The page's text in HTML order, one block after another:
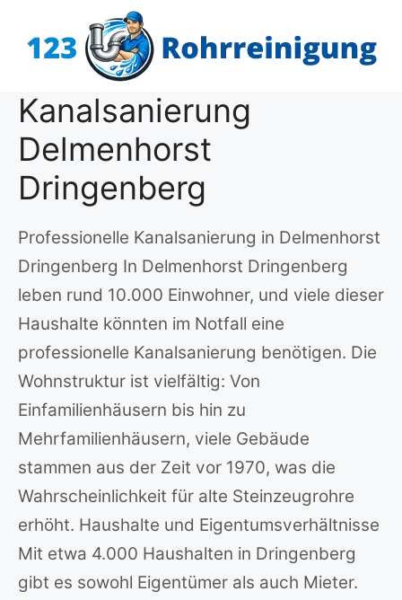
Inhalt
Kanalsanierung
Delmenhorst
Dringenberg
Professionelle Kanalsanierung in Delmenhorst
Dringenberg In Delmenhorst Dringenberg
leben rund 10.000 Einwohner, und viele dieser
Haushalte könnten im Notfall eine
professionelle Kanalsanierung benötigen. Die
Wohnstruktur ist vielfältig: Von
Einfamilienhäusern bis hin zu
Mehrfamilienhäusern, viele Gebäude
stammen aus der Zeit vor 1970, was die
Wahrscheinlichkeit für alte Steinzeugrohre
erhöht. Haushalte und Eigentumsverhältnisse
Mit etwa 4.000 Haushalten in Dringenberg
gibt es sowohl Eigentümer als auch Mieter.